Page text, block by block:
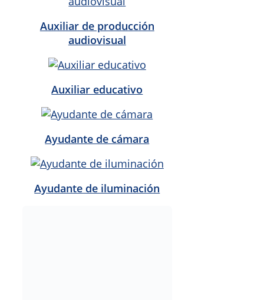
Auxiliar de producción
audiovisual
Auxiliar educativo
Ayudante de cámara
Ayudante de iluminación